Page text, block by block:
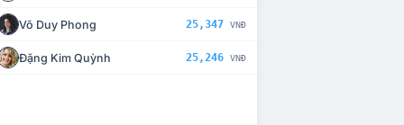
Võ Duy Phong 25,347 VNĐ
Đặng Kim Quỳnh 25,246 VNĐ